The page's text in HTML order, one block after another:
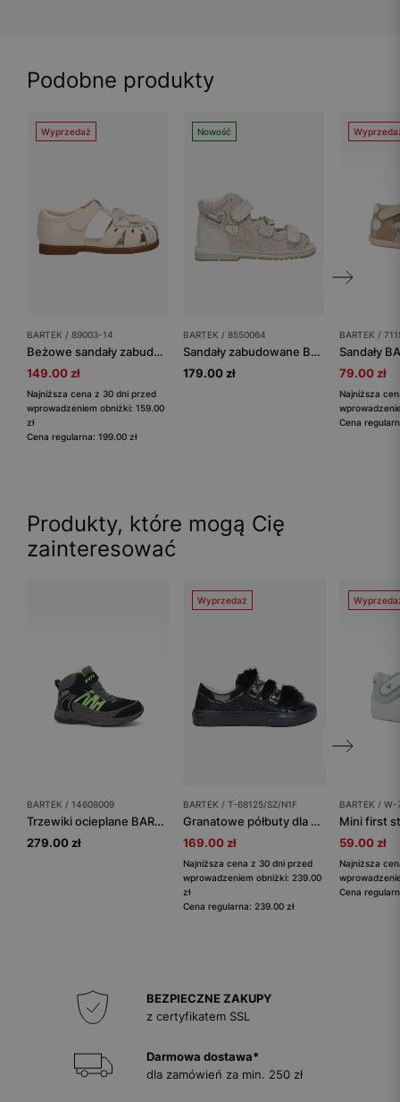
Podobne produkty
Wyprzedaż
BARTEK / 89003-14
Beżowe sandały zabudowane dla dziewcząt BARTEK 89003-14
149.00 zł
Najniższa cena z 30 dni przed
wprowadzeniem obniżki: 159.00
zł
Cena regularna: 199.00 zł
Nowość
BARTEK / 8550064
Sandały zabudowane BARTEK, 85500-64, dla dziewcząt, beżowo-złote
179.00 zł
BARTEK /
79.00 zł
Najniższa
Cena
Produkty, które mogą Cię
zainteresować
BARTEK / 14608009
Trzewiki ocieplane BARTEK 14608009, dla chłopców, czarno-szary
279.00 zł
Wyprzedaż
BARTEK / T-68125/SZ/N1F
Granatowe półbuty dla dziewczynki z brokatem i futerkiem T-68125/SZ/N1F
169.00 zł
Najniższa cena z 30 dni przed
wprowadzeniem obniżki: 239.00
zł
Cena regularna: 239.00 zł
BARTEK / W-
59.00 zł
Najniższa
Cena
BEZPIECZNE ZAKUPY
z certyfikatem SSL
Darmowa dostawa*
dla zamówień za min. 250 zł